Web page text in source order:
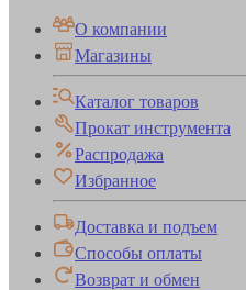
О компании
Магазины
Каталог товаров
Прокат инструмента
Распродажа
Избранное
Доставка и подъем
Способы оплаты
Возврат и обмен